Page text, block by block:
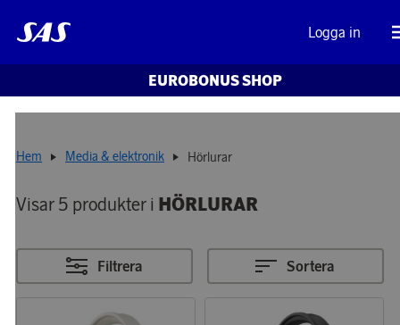
Logga in
EUROBONUS SHOP
Hem Media & elektronik Hörlurar
Visar 5 produkter i HÖRLURAR
Filtrera Sortera